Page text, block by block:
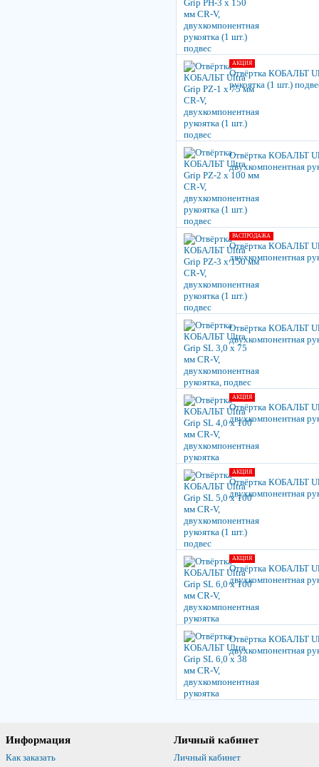
АКЦИЯ
Отвёртка КОБАЛЬТ
рукоятка (1 шт.)
Отвёртка КОБАЛЬТ
двухкомпонентная
РАСПРОДАЖА
Отвёртка КОБАЛЬТ
двухкомпонентная
Отвёртка КОБАЛЬТ
двухкомпонентная
АКЦИЯ
Отвёртка КОБАЛЬТ
двухкомпонентная
АКЦИЯ
Отвёртка КОБАЛЬТ
двухкомпонентная
АКЦИЯ
Отвёртка КОБАЛЬТ
двухкомпонентная
Отвёртка КОБАЛЬТ
двухкомпонентная
Информация
Как заказать
Личный кабинет
Личный кабинет